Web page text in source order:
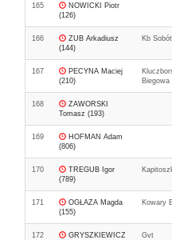
165
NOWICKI Piotr
(126)
166
ZUB Arkadiusz
(144)
Kb
167
PECYNA Maciej
(210)
Biegowa
168
ZAWORSKI
Tomasz (193)
169
HOFMAN Adam
(806)
170
TREGUB Igor
(789)
171
OGŁAZA Magda
(155)
Kowary
172
GRYSZKIEWICZ
Gvt